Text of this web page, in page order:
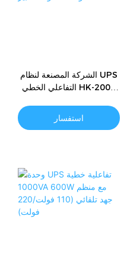
الشركة المصنعة لنظام UPS
التفاعلي الخطي HK-2000
فولت أمبير
استفسار